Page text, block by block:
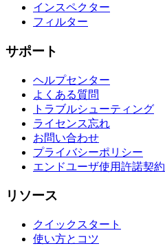
インスペクター
フィルター
サポート
ヘルプセンター
よくある質問
トラブルシューティング
ライセンス忘れ
お問い合わせ
プライバシーポリシー
エンドユーザ使用許諾契約
リソース
クイックスタート
使い方とコツ